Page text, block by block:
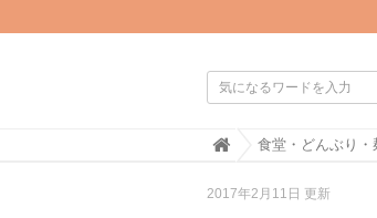
H
e
食堂・どんぶり・
2017年2月11日 更新